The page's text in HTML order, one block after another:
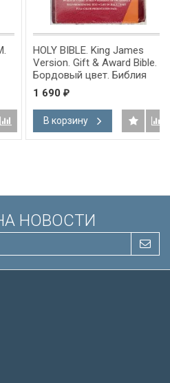
HOLY BIBLE. King James
Version. Gift & Award Bible.
Бордовый цвет. Библия
Короля Иакова на
английском языке.
Словарь, карты, закладка,
подарочная вкладка, слова
Иисуса выделены красным
1 690 ₽
В корзину
НОВОСТИ